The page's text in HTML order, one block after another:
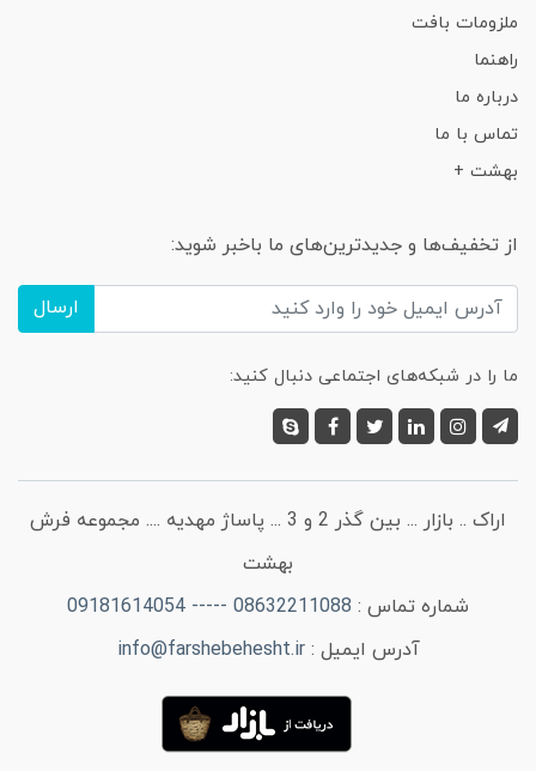
ملزومات بافت
راهنما
درباره ما
تماس با ما
بهشت +
از تخفیف‌ها و جدیدترین‌های ما باخبر شوید:
ارسال
ما را در شبکه‌های اجتماعی دنبال کنید:
اراک .. بازار ... بین گذر 2 و 3 ... پاساژ مهدیه .... مجموعه فرش
بهشت
شماره تماس : 08632211088 ----- 09181614054
آدرس ایمیل :info@farshebehesht.ir